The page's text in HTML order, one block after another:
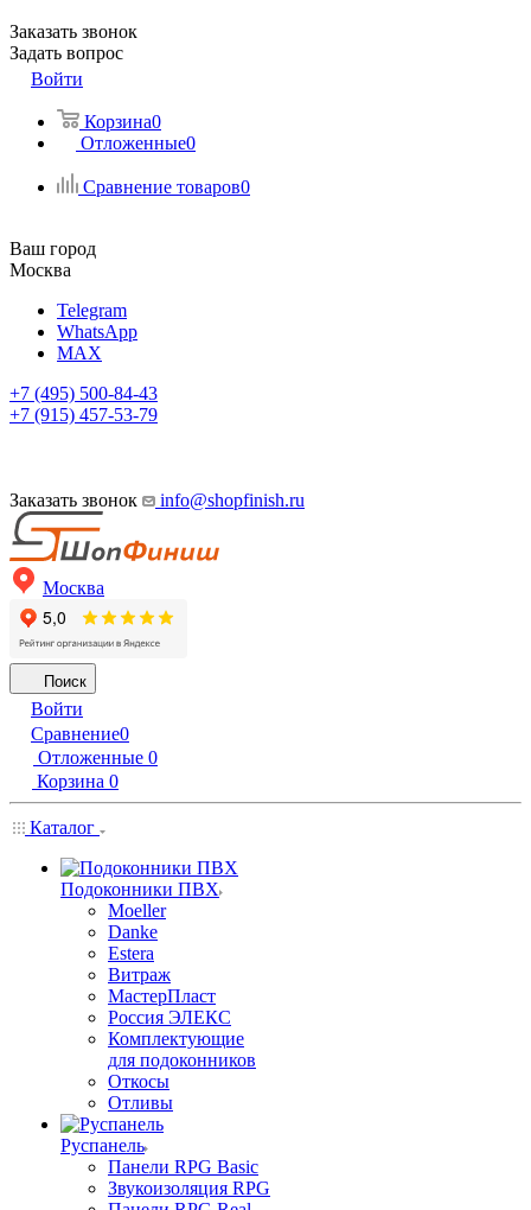
Заказать звонок
Задать вопрос
Войти
Корзина0
Отложенные0
Сравнение товаров0
Ваш город
Москва
Telegram
WhatsApp
MAX
+7 (495) 500-84-43
+7 (915) 457-53-79
Заказать звонок info@shopfinish.ru
Москва
Поиск
Войти
Сравнение0
Отложенные 0
Корзина 0
Каталог
Подоконники ПВХ
Moeller
Danke
Estera
Витраж
МастерПласт
Россия ЭЛЕКС
Комплектующие
для подоконников
Откосы
Отливы
Руспанель
Панели RPG Basic
Звукоизоляция RPG